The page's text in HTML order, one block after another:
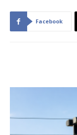
Facebook